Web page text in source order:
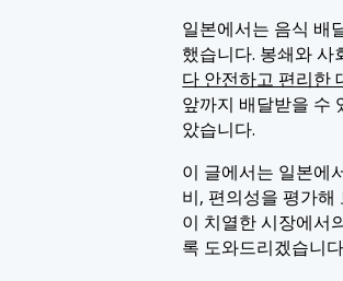
일본에서는 음식 배
했습니다. 봉쇄와
다 안전하고 편리한
앞까지 배달받을 수
았습니다.
이 글에서는 일본에
비, 편의성을 평가
이 치열한 시장에서
록 도와드리겠습니